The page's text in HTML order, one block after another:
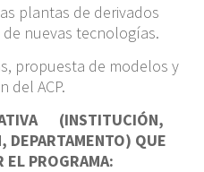
plantas de derivados
nuevas tecnologías.
propuesta de modelos y
del ACP.
(INSTITUCIÓN,
QUE
EL PROGRAMA: